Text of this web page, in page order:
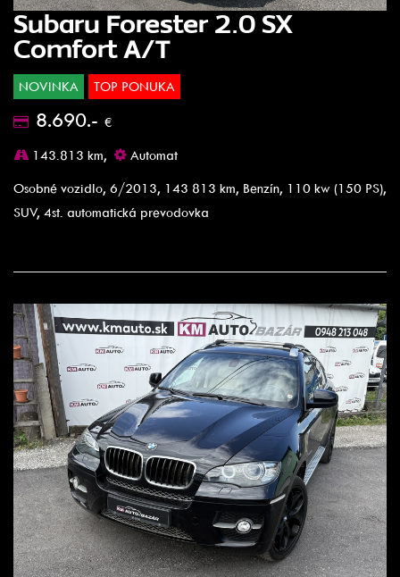
Subaru Forester 2.0 SX
Comfort A/T
NOVINKA TOP PONUKA
8.690.- €
143.813 km,
Automat
Osobné vozidlo, 6/2013, 143 813 km, Benzín, 110 kw (150 PS),
SUV, 4st. automatická prevodovka